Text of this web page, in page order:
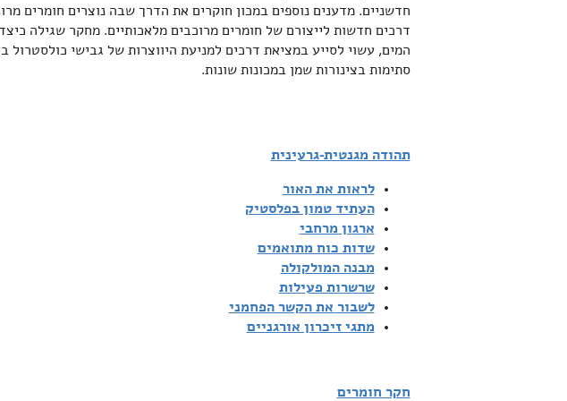
חדשניים. מדענים נוספים במכון חוקרים את הדרך שבה נוצרים חומרים
דרכים חדשות לייצורם של חומרים מרוכבים מלאכותיים. מחקר שגילה
המים, עשוי לסייע במציאת דרכים למניעת היווצרות של גבישי כולסטרול
סתימות בצינורות שמן במכונות שונות.
תהודה מגנטית-גרעינית
לראות את האור
העתיד טמון בפלסטיק
ארגון מרחבי
שדות כוח מתואמים
מבנה המולקולה
שרשרות פעילות
לשבור את הקשר הפחמני
מתגי זיכרון אורגניים
חקר חומרים